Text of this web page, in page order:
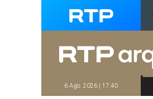
6 Ago. 2026 | 17:40